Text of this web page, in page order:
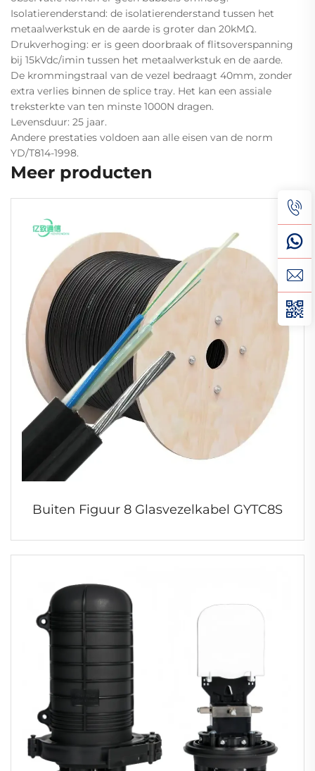
Isolatierenderstand: de isolatierenderstand tussen het
metaalwerkstuk en de aarde is groter dan 20kMΩ.
Drukverhoging: er is geen doorbraak of flitsoverspanning
bij 15kVdc/imin tussen het metaalwerkstuk en de aarde.
De krommingstraal van de vezel bedraagt 40mm, zonder
extra verlies binnen de splice tray. Het kan een assiale
treksterkte van ten minste 1000N dragen.
Levensduur: 25 jaar.
Andere prestaties voldoen aan alle eisen van de norm
YD/T814-1998.
Meer producten
Buiten Figuur 8 Glasvezelkabel GYTC8S